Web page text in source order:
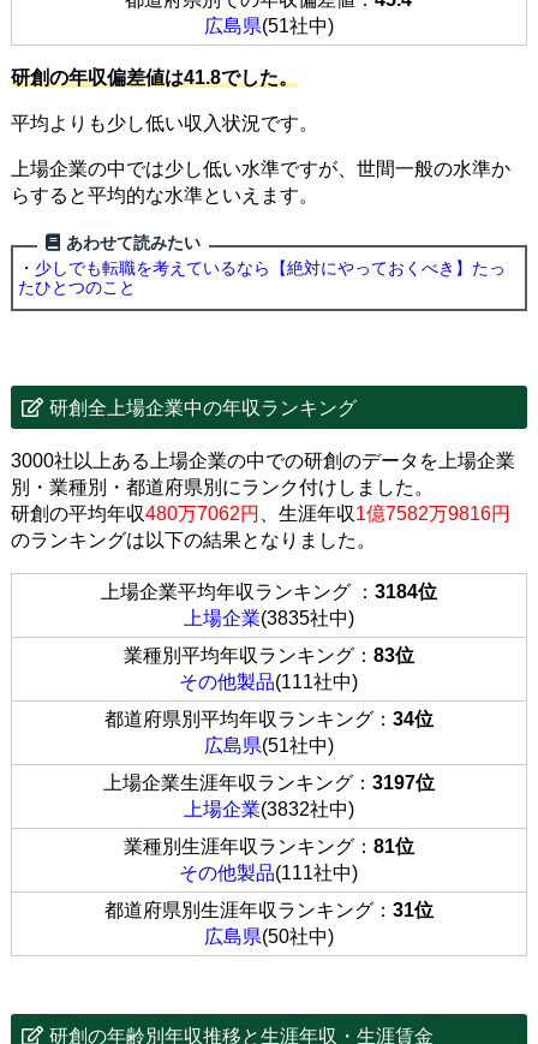
広島県(51社中)
研創の年収偏差値は41.8でした。
平均よりも少し低い収入状況です。
上場企業の中では少し低い水準ですが、世間一般の水準か
らすると平均的な水準といえます。
あわせて読みたい
・ 少しでも転職を考えているなら【絶対にやっておくべき】たっ
たひとつのこと
研創全上場企業中の年収ランキング
3000社以上ある上場企業の中での研創のデータを上場企業
別・業種別・都道府県別にランク付けしました。
研創の平均年収480万7062円 、生涯年収1億7582万9816円
のランキングは以下の結果となりました。
上場企業平均年収ランキング ： 3184位
上場企業(3835社中)
業種別平均年収ランキング： 83位
その他製品(111社中)
都道府県別平均年収ランキング： 34位
広島県(51社中)
上場企業生涯年収ランキング： 3197位
上場企業(3832社中)
業種別生涯年収ランキング： 81位
その他製品(111社中)
都道府県別生涯年収ランキング： 31位
広島県(50社中)
研創の年齢別年収推移と生涯年収・生涯賃金